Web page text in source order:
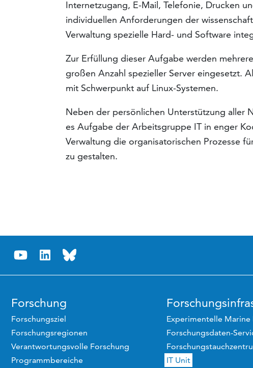
Internetzugang, E-Mail, Telefonie, Drucken
individuellen Anforderungen der
Verwaltung spezielle Hard- und Software
Zur Erfüllung dieser Aufgabe werden
großen Anzahl spezieller Server eingesetzt.
mit Schwerpunkt auf Linux-Systemen.
Neben der persönlichen Unterstützung aller
es Aufgabe der Arbeitsgruppe IT in enger
Verwaltung die organisatorischen Prozesse
zu gestalten.
Forschung
Forschungsziel
Forschungsregionen
Verantwortungsvolle Forschung
Programmbereiche
Experimentelle Marine
Forschungsdaten-
IT Unit